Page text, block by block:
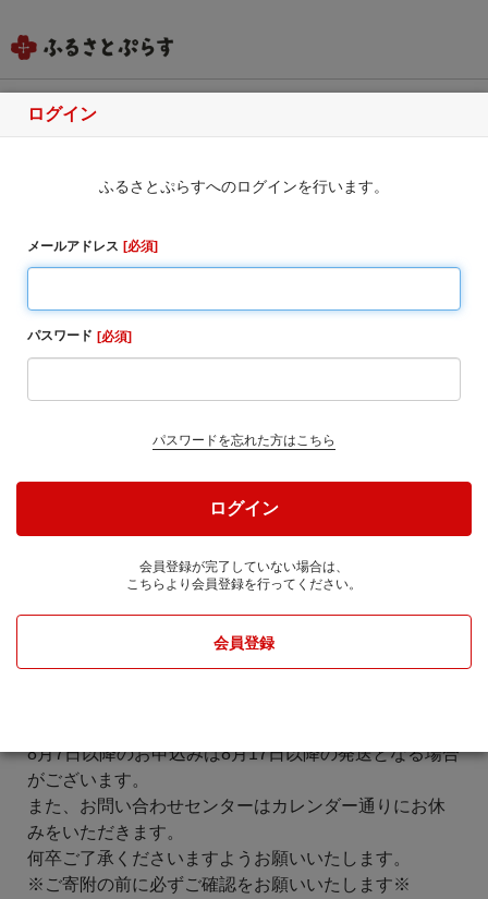
ふるさと納税のお申込み
選択されたお礼の品は現在お申し込みできません
いつも男鹿市を応援いただき、ありがとうございま
す。
【令和8年熊本地震に伴う配送遅延に関して】
■お荷物のお届けに遅延が生じる可能性がある地域
大変ご迷惑をおかけいたしますが、ご理解・ご了承賜
りますようお願い申し上げます。
夏季休業期間中（8月8日～8月16日）も、ご寄附のお申
込みは受付しております。
8月7日以降のお申込みは8月17日以降の発送となる場合
がございます。
また、お問い合わせセンターはカレンダー通りにお休
みをいただきます。
何卒ご了承くださいますようお願いいたします。
※ご寄附の前に必ずご確認をお願いいたします※
ログイン
ふるさとぷらすへのログインを行います。
メールアドレス 必須
パスワード 必須
パスワードを忘れた方はこちら
ログイン
会員登録が完了していない場合は、
こちらより会員登録を行ってください。
会員登録